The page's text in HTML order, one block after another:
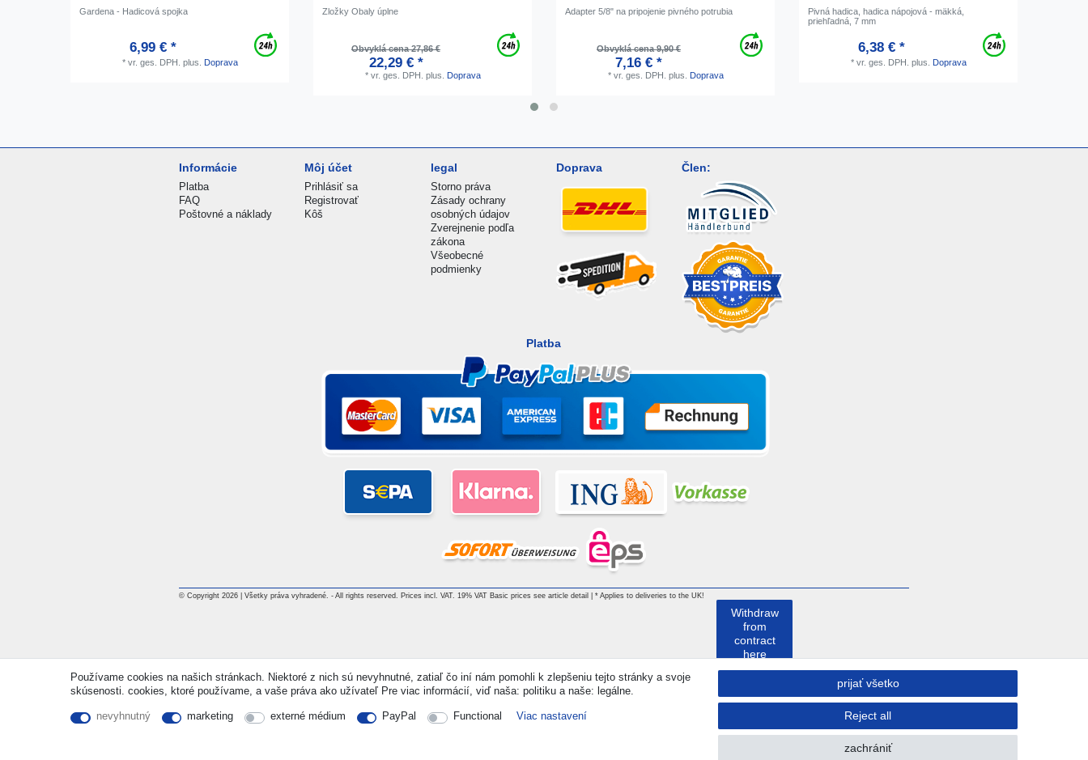
Gardena - Hadicová spojka
6,99 € *
* vr. ges. DPH. plus. Doprava
Zložky Obaly úplne
Obvyklá cena 27,86 €
22,29 € *
* vr. ges. DPH. plus. Doprava
Adapter 5/8" na pripojenie pivného potrubia
Obvyklá cena 9,90 €
7,16 € *
* vr. ges. DPH. plus. Doprava
Pivná hadica, hadica nápojová - mäkká,
priehľadná, 7 mm
6,38 € *
* vr. ges. DPH. plus. Doprava
Informácie
Platba
FAQ
Poštovné a náklady
Môj účet
Prihlásiť sa
Registrovať
Kôš
legal
Storno práva
Zásady ochrany
osobných údajov
Zverejnenie podľa
zákona
Všeobecné
podmienky
Doprava Člen:
Platba
© Copyright 2026 | Všetky práva vyhradené. - All rights reserved. Prices incl. VAT. 19% VAT Basic prices see article detail | * Applies to deliveries to the UK!
Používame cookies na našich stránkach. Niektoré z nich sú nevyhnutné, zatiaľ čo iní nám pomohli k zlepšeniu tejto stránky a svoje
skúsenosti. cookies, ktoré používame, a vaše práva ako užívateľ Pre viac informácií, viď naša: politiku a naše: legálne.
nevyhnutný marketing externé médium PayPal Functional Viac nastavení
prijať všetko
Reject all
zachrániť
Withdraw
from
contract
here